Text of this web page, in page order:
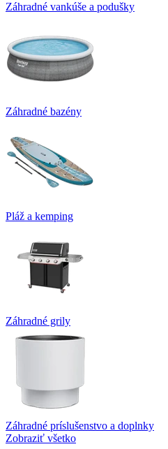
Záhradné vankúše a podušky
Záhradné bazény
Pláž a kemping
Záhradné grily
Záhradné príslušenstvo a doplnky
Zobraziť všetko